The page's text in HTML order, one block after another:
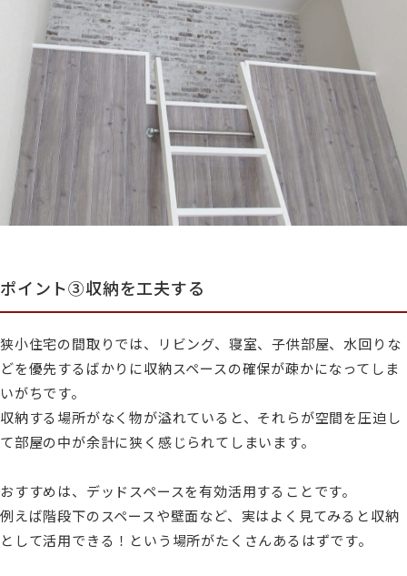
ポイント③収納を工夫する
狭小住宅の間取りでは、リビング、寝室、子供部屋、水回りな
どを優先するばかりに収納スペースの確保が疎かになってしま
いがちです。
収納する場所がなく物が溢れていると、それらが空間を圧迫し
て部屋の中が余計に狭く感じられてしまいます。
おすすめは、デッドスペースを有効活用することです。
例えば階段下のスペースや壁面など、実はよく見てみると収納
として活用できる！という場所がたくさんあるはずです。